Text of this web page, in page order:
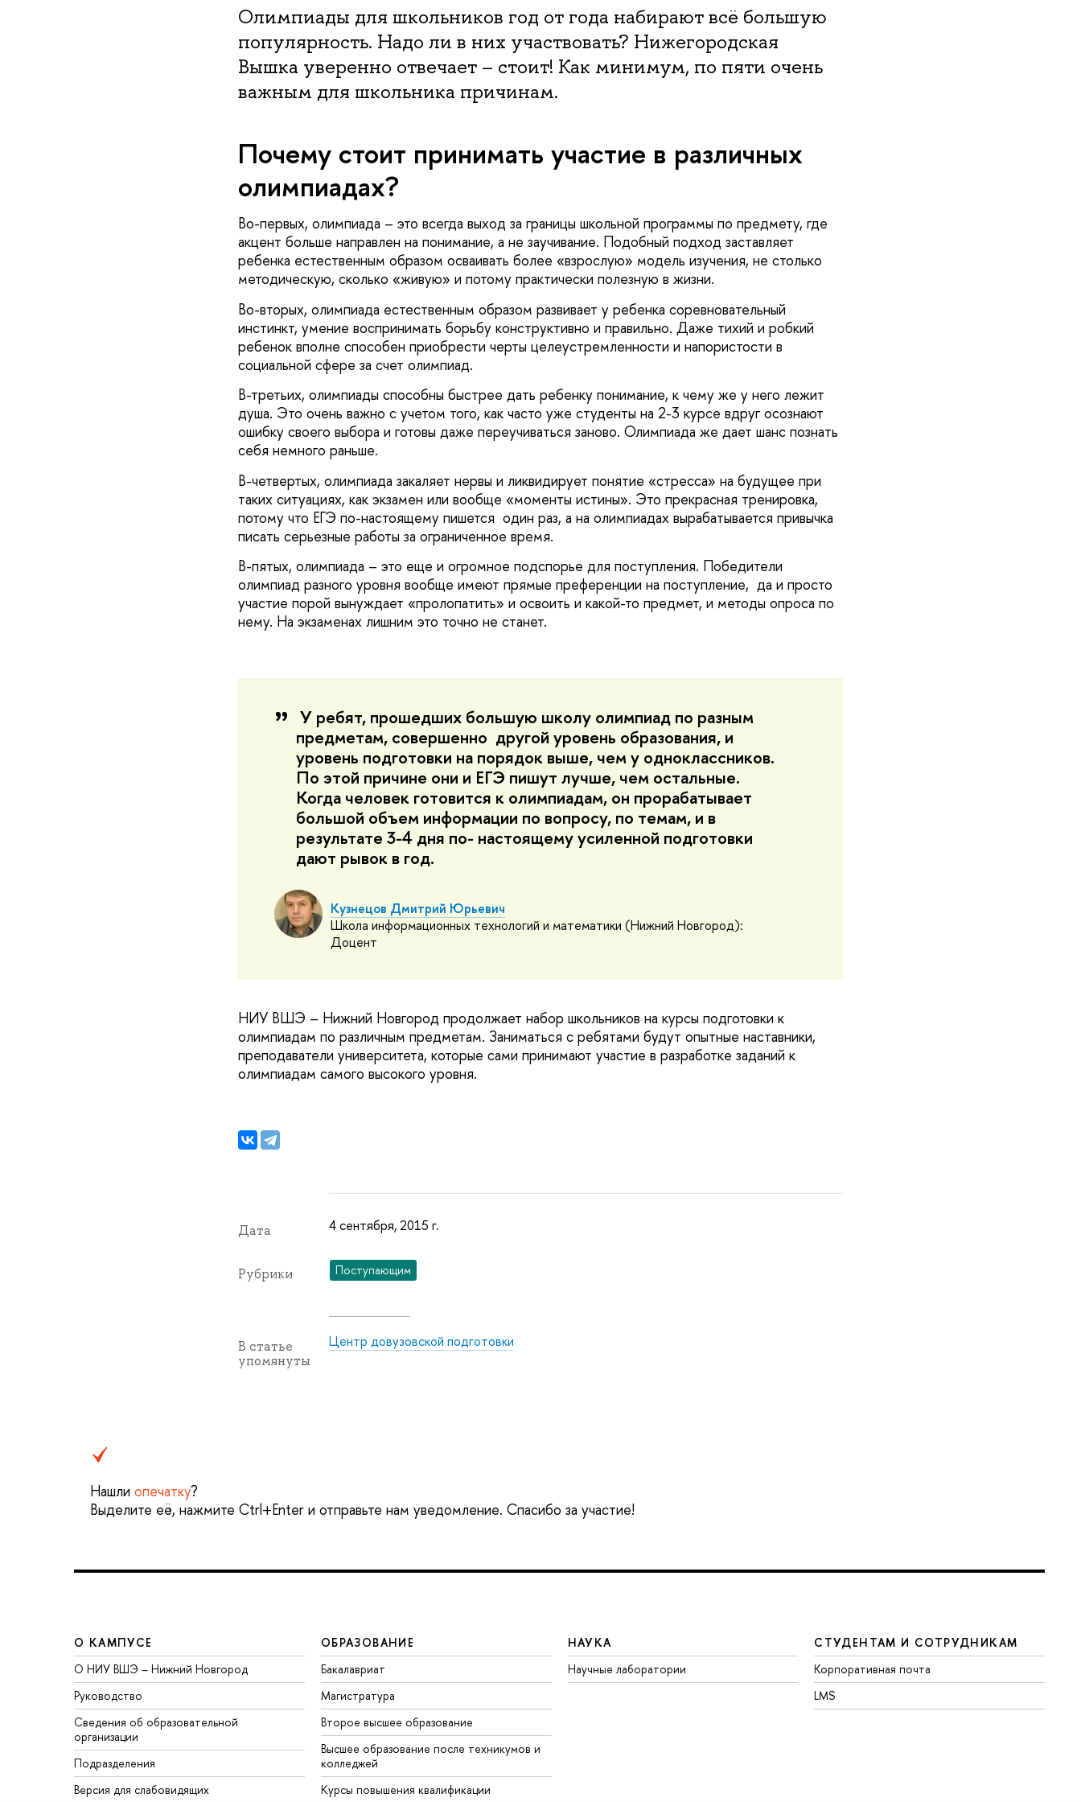
Олимпиады для школьников год от года набирают всё большую
популярность. Надо ли в них участвовать? Нижегородская
Вышка уверенно отвечает – стоит! Как минимум, по пяти очень
важным для школьника причинам.
Почему стоит принимать участие в различных
олимпиадах?
Во-первых, олимпиада – это всегда выход за границы школьной программы по предмету, где
акцент больше направлен на понимание, а не заучивание. Подобный подход заставляет
ребенка естественным образом осваивать более «взрослую» модель изучения, не столько
методическую, сколько «живую» и потому практически полезную в жизни.
Во-вторых, олимпиада естественным образом развивает у ребенка соревновательный
инстинкт, умение воспринимать борьбу конструктивно и правильно. Даже тихий и робкий
ребенок вполне способен приобрести черты целеустремленности и напористости в
социальной сфере за счет олимпиад.
В-третьих, олимпиады способны быстрее дать ребенку понимание, к чему же у него лежит
душа. Это очень важно с учетом того, как часто уже студенты на 2-3 курсе вдруг осознают
ошибку своего выбора и готовы даже переучиваться заново. Олимпиада же дает шанс познать
себя немного раньше.
В-четвертых, олимпиада закаляет нервы и ликвидирует понятие «стресса» на будущее при
таких ситуациях, как экзамен или вообще «моменты истины». Это прекрасная тренировка,
потому что ЕГЭ по-настоящему пишется один раз, а на олимпиадах вырабатывается привычка
писать серьезные работы за ограниченное время.
В-пятых, олимпиада – это еще и огромное подспорье для поступления. Победители
олимпиад разного уровня вообще имеют прямые преференции на поступление, да и просто
участие порой вынуждает «пролопатить» и освоить и какой-то предмет, и методы опроса по
нему. На экзаменах лишним это точно не станет.
У ребят, прошедших большую школу олимпиад по разным
предметам, совершенно другой уровень образования, и
уровень подготовки на порядок выше, чем у одноклассников.
По этой причине они и ЕГЭ пишут лучше, чем остальные.
Когда человек готовится к олимпиадам, он прорабатывает
большой объем информации по вопросу, по темам, и в
результате 3-4 дня по- настоящему усиленной подготовки
дают рывок в год.
Кузнецов Дмитрий Юрьевич
Школа информационных технологий и математики (Нижний Новгород):
Доцент
НИУ ВШЭ – Нижний Новгород продолжает набор школьников на курсы подготовки к
олимпиадам по различным предметам. Заниматься с ребятами будут опытные наставники,
преподаватели университета, которые сами принимают участие в разработке заданий к
олимпиадам самого высокого уровня.
Дата 4 сентября, 2015 г.
Рубрики Поступающим
В статье
упомянуты
Центр довузовской подготовки
Нашли опечатку?
Выделите её, нажмите Ctrl+Enter и отправьте нам уведомление. Спасибо за участие!
О КАМПУСЕ
О НИУ ВШЭ – Нижний Новгород
Руководство
Сведения об образовательной
организации
Подразделения
Версия для слабовидящих
ОБРАЗОВАНИЕ
Бакалавриат
Магистратура
Второе высшее образование
Высшее образование после техникумов и
колледжей
Курсы повышения квалификации
НАУКА
Научные лаборатории
СТУДЕНТАМ И СОТРУДНИКАМ
Корпоративная почта
LMS